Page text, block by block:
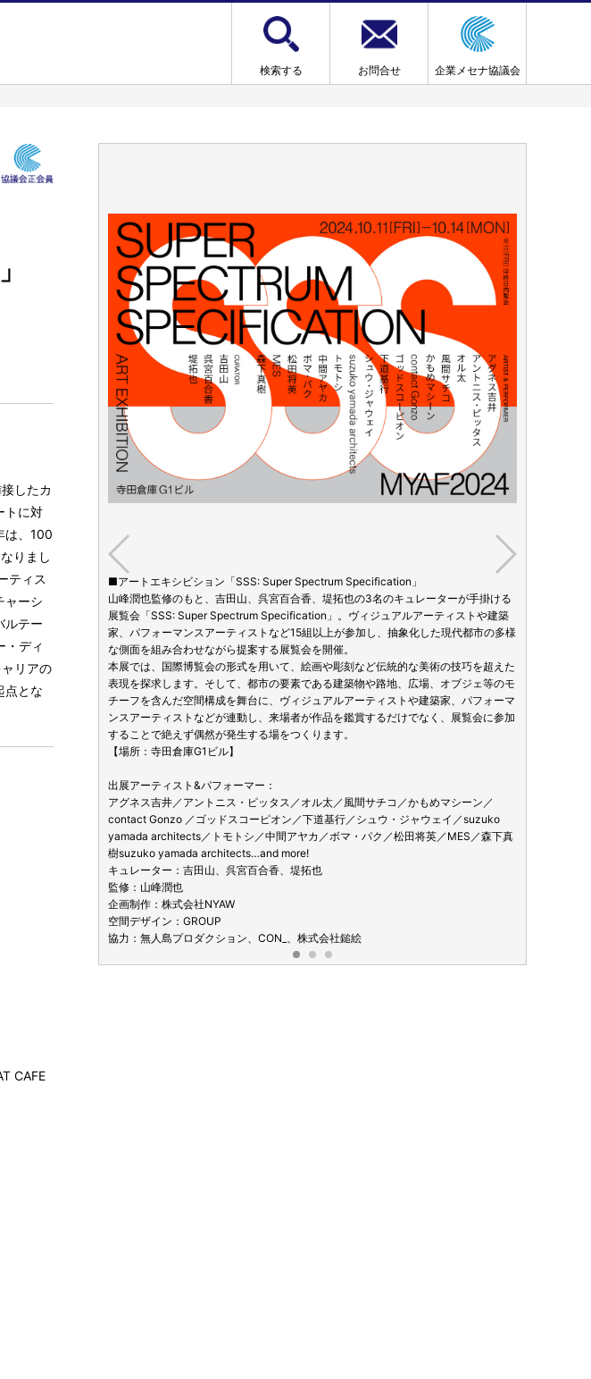
検索する お問合せ
企業メセナ協議会
企業が「2024
れぞれの視点で
」に沿って、
ーが集結。ま
るほか、2AMの
のアート
／スタジオ航大
■アートエキシビション「SSS: Super Spectrum Specification」
山峰潤也監修のもと、吉田山、呉宮百合香、堤拓也の3名のキュレーターが手掛ける
展覧会「SSS: Super Spectrum Specification」。ヴィジュアルアーティストや建築
家、パフォーマンスアーティストなど15組以上が参加し、抽象化した現代都市の多様
な側面を組み合わせながら提案する展覧会を開催。
本展では、国際博覧会の形式を用いて、絵画や彫刻など伝統的な美術の技巧を超えた
表現を探求します。そして、都市の要素である建築物や路地、広場、オブジェ等のモ
チーフを含んだ空間構成を舞台に、ヴィジュアルアーティストや建築家、パフォーマ
ンスアーティストなどが連動し、来場者が作品を鑑賞するだけでなく、展覧会に参加
することで絶えず偶然が発生する場をつくります。
【場所：寺田倉庫G1ビル】
出展アーティスト&パフォーマー：
アグネス吉井／アントニス・ピッタス／オル太／風間サチコ／かもめマシーン／
contact Gonzo ／ゴッドスコーピオン／下道基行／シュウ・ジャウェイ／suzuko
yamada architects／トモトシ／中間アヤカ／ボマ・パク／松田将英／MES／森下真
樹suzuko yamada architects…and more!
キュレーター：吉田山、呉宮百合香、堤拓也
監修：山峰潤也
企画制作：株式会社NYAW
空間デザイン：GROUP
協力：無人島プロダクション、CON_、株式会社鎚絵
したカ
トに対
は、100
りまし
ティス
ャーシ
ルテー
・ディ
リアの
点とな
CAFE